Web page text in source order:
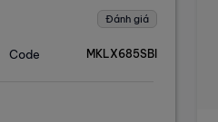
Đánh giá
Code MKLX685SBI